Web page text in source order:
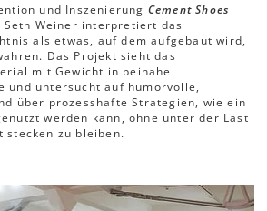
und Inszenierung Cement Shoes
Seth Weiner interpretiert das
als etwas, auf dem aufgebaut wird,
Das Projekt sieht das
mit Gewicht in beinahe
und untersucht auf humorvolle,
über prozesshafte Strategien, wie ein
werden kann, ohne unter der Last
stecken zu bleiben.